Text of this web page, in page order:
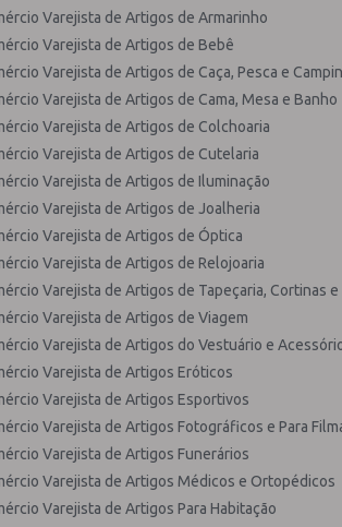
Varejista de Artigos de Armarinho
Varejista de Artigos de Bebê
Varejista de Artigos de Caça, Pesca e
Varejista de Artigos de Cama, Mesa e Banho
Varejista de Artigos de Colchoaria
Varejista de Artigos de Cutelaria
Varejista de Artigos de Iluminação
Varejista de Artigos de Joalheria
Varejista de Artigos de Óptica
Varejista de Artigos de Relojoaria
Varejista de Artigos de Tapeçaria, Cortinas e
Varejista de Artigos de Viagem
Varejista de Artigos do Vestuário e
Varejista de Artigos Eróticos
Varejista de Artigos Esportivos
Varejista de Artigos Fotográficos e Para
Varejista de Artigos Funerários
Varejista de Artigos Médicos e Ortopédicos
Varejista de Artigos Para Habitação